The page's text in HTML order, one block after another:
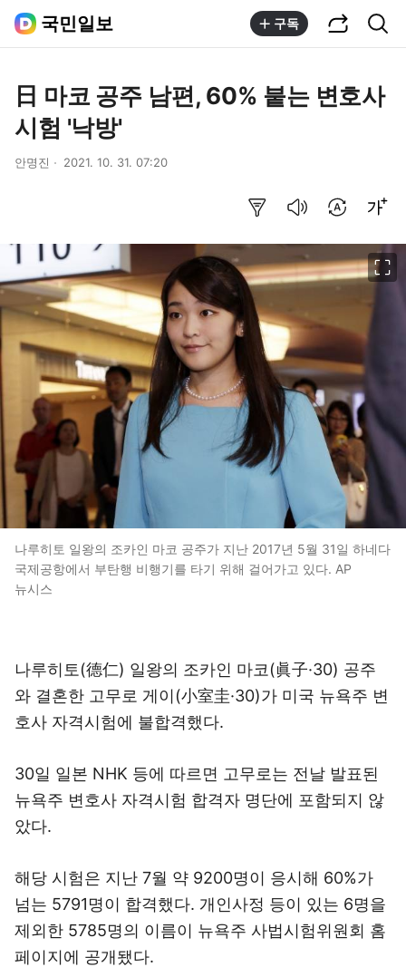
국민일보 구독
日 마코 공주 남편, 60% 붙는 변호사
시험 '낙방'
안명진 2021. 10. 31. 07:20
나루히토 일왕의 조카인 마코 공주가 지난 2017년 5월 31일 하네다
국제공항에서 부탄행 비행기를 타기 위해 걸어가고 있다. AP
뉴시스
나루히토(德仁) 일왕의 조카인 마코(眞子·30) 공주
와 결혼한 고무로 게이(小室圭·30)가 미국 뉴욕주 변
호사 자격시험에 불합격했다.
30일 일본 NHK 등에 따르면 고무로는 전날 발표된
뉴욕주 변호사 자격시험 합격자 명단에 포함되지 않
았다.
해당 시험은 지난 7월 약 9200명이 응시해 60%가
넘는 5791명이 합격했다. 개인사정 등이 있는 6명을
제외한 5785명의 이름이 뉴욕주 사법시험위원회 홈
페이지에 공개됐다.